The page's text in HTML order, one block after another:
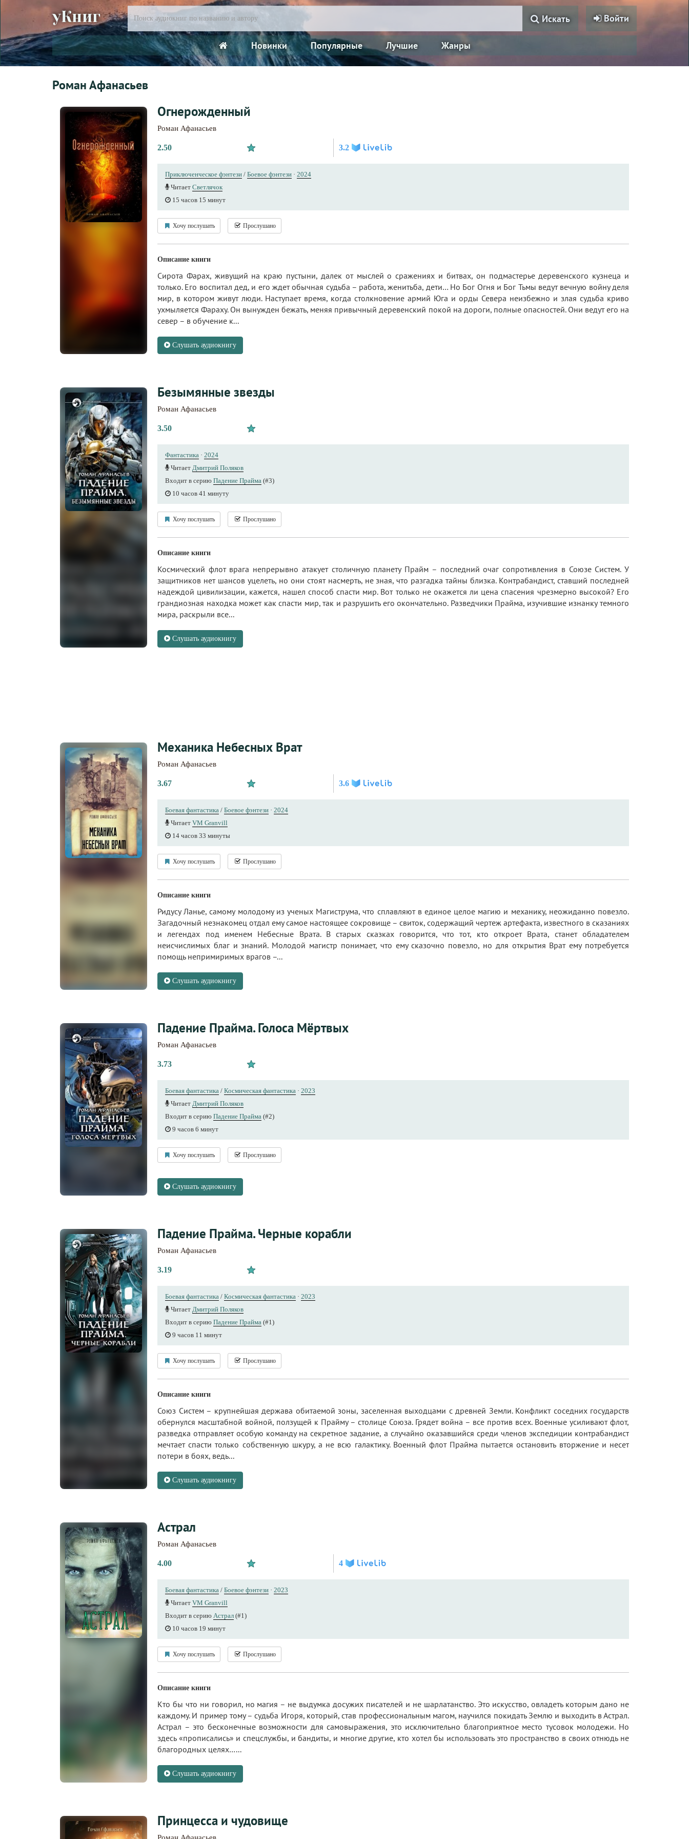
уКниг Войти
Искать
Новинки Популярные Лучшие Жанры
Роман Афанасьев
Огнерожденный
Роман Афанасьев
2.50 3.2
Приключенческое фэнтези / Боевое фэнтези · 2024
Читает Светлячок
15 часов 15 минут
Хочу послушать Прослушано
Описание книги
Сирота Фарах, живущий на краю пустыни, далек от мыслей о сражениях и битвах, он подмастерье деревенского кузнеца и
только. Его воспитал дед, и его ждет обычная судьба – работа, женитьба, дети… Но Бог Огня и Бог Тьмы ведут вечную войну деля
мир, в котором живут люди. Наступает время, когда столкновение армий Юга и орды Севера неизбежно и злая судьба криво
ухмыляется Фараху. Он вынужден бежать, меняя привычный деревенский покой на дороги, полные опасностей. Они ведут его на
север – в обучение к...
Слушать аудиокнигу
Безымянные звезды
Роман Афанасьев
3.50
Фантастика · 2024
Читает Дмитрий Поляков
Входит в серию Падение Прайма (#3)
10 часов 41 минуту
Хочу послушать Прослушано
Описание книги
Космический флот врага непрерывно атакует столичную планету Прайм – последний очаг сопротивления в Союзе Систем. У
защитников нет шансов уцелеть, но они стоят насмерть, не зная, что разгадка тайны близка. Контрабандист, ставший последней
надеждой цивилизации, кажется, нашел способ спасти мир. Вот только не окажется ли цена спасения чрезмерно высокой? Его
грандиозная находка может как спасти мир, так и разрушить его окончательно. Разведчики Прайма, изучившие изнанку темного
мира, раскрыли все...
Слушать аудиокнигу
Механика Небесных Врат
Роман Афанасьев
3.67 3.6
Боевая фантастика / Боевое фэнтези · 2024
Читает VM Granvill
14 часов 33 минуты
Хочу послушать Прослушано
Описание книги
Ридусу Ланье, самому молодому из ученых Магиструма, что сплавляют в единое целое магию и механику, неожиданно повезло.
Загадочный незнакомец отдал ему самое настоящее сокровище – свиток, содержащий чертеж артефакта, известного в сказаниях
и легендах под именем Небесные Врата. В старых сказках говорится, что тот, кто откроет Врата, станет обладателем
неисчислимых благ и знаний. Молодой магистр понимает, что ему сказочно повезло, но для открытия Врат ему потребуется
помощь непримиримых врагов –...
Слушать аудиокнигу
Падение Прайма. Голоса Мёртвых
Роман Афанасьев
3.73
Боевая фантастика / Космическая фантастика · 2023
Читает Дмитрий Поляков
Входит в серию Падение Прайма (#2)
9 часов 6 минут
Хочу послушать Прослушано
Слушать аудиокнигу
Падение Прайма. Черные корабли
Роман Афанасьев
3.19
Боевая фантастика / Космическая фантастика · 2023
Читает Дмитрий Поляков
Входит в серию Падение Прайма (#1)
9 часов 11 минут
Хочу послушать Прослушано
Описание книги
Союз Систем – крупнейшая держава обитаемой зоны, заселенная выходцами с древней Земли. Конфликт соседних государств
обернулся масштабной войной, ползущей к Прайму – столице Союза. Грядет война – все против всех. Военные усиливают флот,
разведка отправляет особую команду на секретное задание, а случайно оказавшийся среди членов экспедиции контрабандист
мечтает спасти только собственную шкуру, а не всю галактику. Военный флот Прайма пытается остановить вторжение и несет
потери в боях, ведь...
Слушать аудиокнигу
Астрал
Роман Афанасьев
4.00 4
Боевая фантастика / Боевое фэнтези · 2023
Читает VM Granvill
Входит в серию Астрал (#1)
10 часов 19 минут
Хочу послушать Прослушано
Описание книги
Кто бы что ни говорил, но магия – не выдумка досужих писателей и не шарлатанство. Это искусство, овладеть которым дано не
каждому. И пример тому – судьба Игоря, который, став профессиональным магом, научился покидать Землю и выходить в Астрал.
Астрал – это бесконечные возможности для самовыражения, это исключительно благоприятное место тусовок молодежи. Но
здесь «прописались» и спецслужбы, и бандиты, и многие другие, кто хотел бы использовать это пространство в своих отнюдь не
благородных целях…...
Слушать аудиокнигу
Принцесса и чудовище